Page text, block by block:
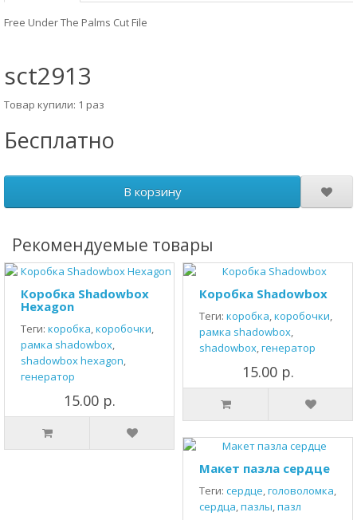
Free Under The Palms Cut File
sct2913
Товар купили: 1 раз
Бесплатно
В корзину
Рекомендуемые товары
Коробка Shadowbox
Hexagon
Теги: коробка,коробочки,
рамка shadowbox,
shadowbox hexagon,
генератор
15.00 р.
Коробка Shadowbox
Теги: коробка,коробочки,
рамка shadowbox,
shadowbox,генератор
15.00 р.
Макет пазла сердце
Теги: сердце,головоломка,
сердца,пазлы,пазл